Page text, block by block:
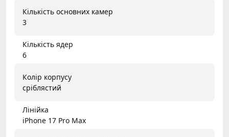
Кількість основних камер
3
Кількість ядер
6
Колір корпусу
сріблястий
Лінійка
iPhone 17 Pro Max